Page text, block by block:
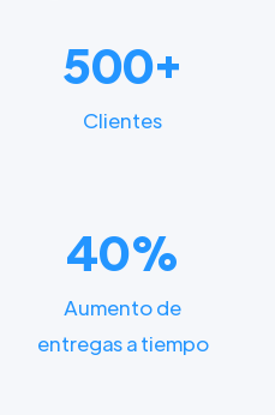
500+
Clientes
40%
Aumento de
entregas a tiempo